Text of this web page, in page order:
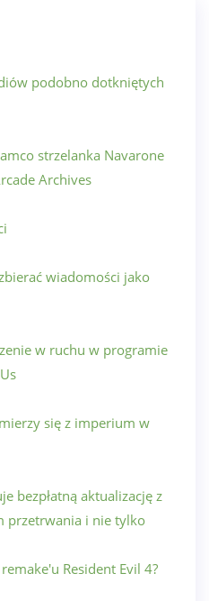
podobno dotkniętych
strzelanka Navarone
Archives
wiadomości jako
w ruchu w programie
się z imperium w
bezpłatną aktualizację z
przetrwania i nie tylko
Resident Evil 4?